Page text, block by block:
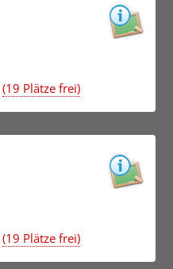
(19 Plätze frei)
(19 Plätze frei)